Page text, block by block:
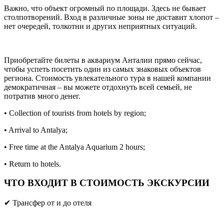
Важно, что объект огромный по площади. Здесь не бывает
столпотворений. Вход в различные зоны не доставит хлопот –
нет очередей, толкотни и других неприятных ситуаций.
Приобретайте билеты в аквариум Анталии прямо сейчас,
чтобы успеть посетить один из самых знаковых объектов
региона. Стоимость увлекательного тура в нашей компании
демократичная – вы можете отдохнуть всей семьей, не
потратив много денег.
• Collection of tourists from hotels by region;
• Arrival to Antalya;
• Free time at the Antalya Aquarium 2 hours;
• Return to hotels.
ЧТО ВХОДИТ В СТОИМОСТЬ ЭКСКУРСИИ
✔ Трансфер от и до отеля